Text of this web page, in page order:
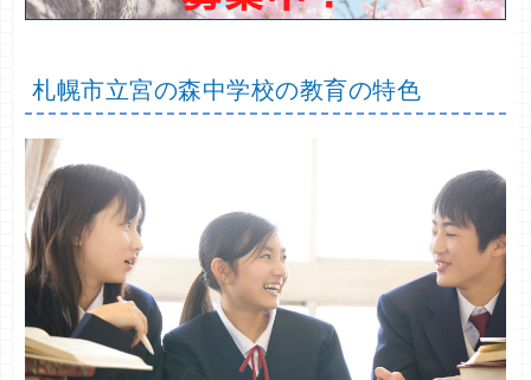
札幌市立宮の森中学校の教育の特色